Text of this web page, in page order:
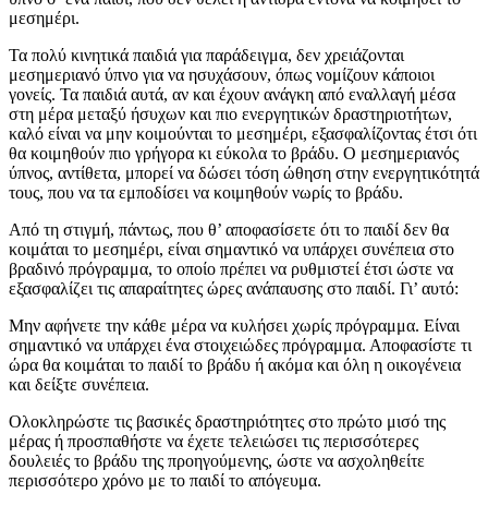
μεσημέρι.
Τα πολύ κινητικά παιδιά για παράδειγμα, δεν χρειάζονται
μεσημεριανό ύπνο για να ησυχάσουν, όπως νομίζουν κάποιοι
γονείς. Τα παιδιά αυτά, αν και έχουν ανάγκη από εναλλαγή μέσα
στη μέρα μεταξύ ήσυχων και πιο ενεργητικών δραστηριοτήτων,
καλό είναι να μην κοιμούνται το μεσημέρι, εξασφαλίζοντας έτσι ότι
θα κοιμηθούν πιο γρήγορα κι εύκολα το βράδυ. Ο μεσημεριανός
ύπνος, αντίθετα, μπορεί να δώσει τόση ώθηση στην ενεργητικότητά
τους, που να τα εμποδίσει να κοιμηθούν νωρίς το βράδυ.
Από τη στιγμή, πάντως, που θ’ αποφασίσετε ότι το παιδί δεν θα
κοιμάται το μεσημέρι, είναι σημαντικό να υπάρχει συνέπεια στο
βραδινό πρόγραμμα, το οποίο πρέπει να ρυθμιστεί έτσι ώστε να
εξασφαλίζει τις απαραίτητες ώρες ανάπαυσης στο παιδί. Γι’ αυτό:
Μην αφήνετε την κάθε μέρα να κυλήσει χωρίς πρόγραμμα. Είναι
σημαντικό να υπάρχει ένα στοιχειώδες πρόγραμμα. Αποφασίστε τι
ώρα θα κοιμάται το παιδί το βράδυ ή ακόμα και όλη η οικογένεια
και δείξτε συνέπεια.
Ολοκληρώστε τις βασικές δραστηριότητες στο πρώτο μισό της
μέρας ή προσπαθήστε να έχετε τελειώσει τις περισσότερες
δουλειές το βράδυ της προηγούμενης, ώστε να ασχοληθείτε
περισσότερο χρόνο με το παιδί το απόγευμα.